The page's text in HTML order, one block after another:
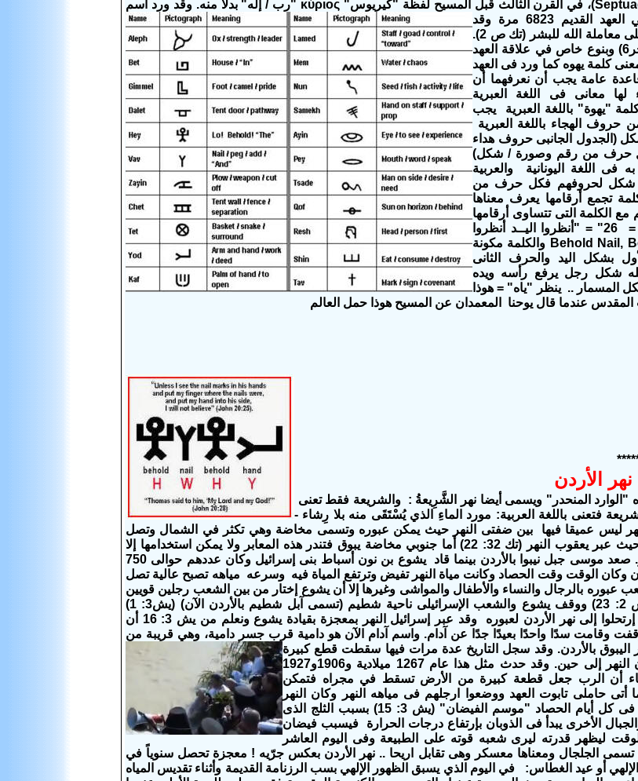
السبعينية (السبتواغنتا Septuagint)، في القرن الثالث قبل المسيح لفظة "كيريوس" κύριος "رب / إله" بدلًا منه. وقد ورد اسم
العهد القديم
6823 مرة وقد
استعمل اسمًا لله للدلالة على معاملة الله للبشر (تك ص 2).
أو معاملته لشعب بعينه (خر6) وبنوع خاص في علاقة العهد
الشعب (خر 24) ومعنى كلمة يهوه كما ورد فى العهد
عامة يجب أن نعرفهما أن
لها معانى فى اللغة العبرية
"يهوة" باللغة العبرية يجب
الهجاء باللغة العبرية
(الجدول الجانبى حروف هداء
كل حرف من رقم وصورة / شكل)
فى اللغة اليونانية والعربية
شكل لحروفهم فكل حرف من
تجمع أرقامها يعرف معناها
الكلمة التى تتساوى أرقامها
وتعنى حروف كلمة "يهوه = 26" = "أنظروا اليــد أنظروا
المسمــار " Behold Nail, Behold Hand والكلمة مكونة
بشكل اليد والحرف الثانى
شكل رجل يرفع رأسه ويده
المسمار .. ينظر "ياه" = هوذا
عندما قال يوحنا المعمدان عن المسيح هوذا حمل العالم
الأردن
"الوارد المنحدر" ويسمى أيضا نهر الشَّرِيعةُ : والشريعة فقط تعنى
فتعنى باللغة العربية: مورد الماءِ الذي يُسْتَقَى منه بلا رِشاء -
ليس عميقا فيها بين ضفتى النهر حيث يمكن عبوره وتسمى مخاضة وهي تكثر في الشمال وتصل
جنوبًا إلى "مخاضة يبوق" حيث عبر يعقوب النهر (تك 32: 22) أما جنوبي مخاضة يبوق فتندر هذه المعابر ولا يمكن استخدامها إلا
عندما ينقضي فيضان النهر. صعد موسى جبل نيبوا بالأردن بينما قاد يشوع بن نون أسباط بنى إسرائيل وكان عددهم حوالى 750
وكان الوقت وقت الحصاد وكانت مياة النهر تفيض وترتفع المياة فيه وسرعه مياهه تصبح عالية تصل
عبوره بالرجال والنساء والأطفال والمواشى وغيرها إلا أن يشوع إختار من بين الشعب رجلين قويين
كجواسيس لعبور النهر (يش 2: 23) ووقف يشوع والشعب الإسرائيلى ناحية شطيم (تسمى آبل شطيم بالأردن الآن) (يش3: 1)
وقضوا ليلتهم وفى الصباح إرتحلوا إلى نهر الأردن لعبوره وقد عبر إسرائيل النهر بمعجزة بقيادة يشوع ونعلم من يش 3: 16 أن
وقامت سدًا واحدًا بعيدًا جدًا عن آدام. واسم آدام الآن هو دامية قرب جسر دامية، وهي قريبة من
اليبوق بالأردن. وقد سجل التاريخ عدة مرات فيها سقطت قطع كبيرة
من الأرض وأوقفت فيضان النهر إلى حين. وقد حدث مثل هذا عام 1267 ميلادية و1906و1927
أن الرب جعل قطعة كبيرة من الأرض تسقط في مجراه فتمكن
أتى حاملى تابوت العهد ووضعوا ارجلهم فى مياهه النهر وكان النهر
ممتلئ فى جميع شطوطه فى كل أيام الحصاد "موسم الفيضان" (يش 3: 15) بسبب الثلج الذى
الأخرى يبدأ فى الذوبان بإرتفاع درجات الحرارة فيسبب فيضان
ليظهر قدرته ليرى شعبه قوته على الطبيعة وفى اليوم العاشر
الجلجال ومعناها معسكر وهى تقابل اريحا .. نهر الأردن بعكس جرّيه ! معجزة تحصل سنوياً في
أو عيد الغطاس: في اليوم الذي يسبق الظهور الإلهي بسب الرزنامة القديمة وأثناء تقديس المياه